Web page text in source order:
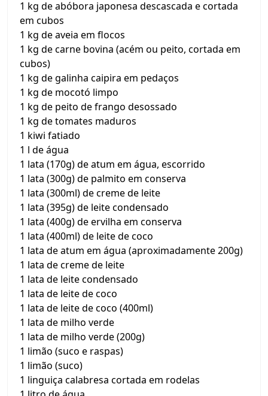
1 kg de abóbora japonesa descascada e cortada
em cubos
1 kg de aveia em flocos
1 kg de carne bovina (acém ou peito, cortada em
cubos)
1 kg de galinha caipira em pedaços
1 kg de mocotó limpo
1 kg de peito de frango desossado
1 kg de tomates maduros
1 kiwi fatiado
1 l de água
1 lata (170g) de atum em água, escorrido
1 lata (300g) de palmito em conserva
1 lata (300ml) de creme de leite
1 lata (395g) de leite condensado
1 lata (400g) de ervilha em conserva
1 lata (400ml) de leite de coco
1 lata de atum em água (aproximadamente 200g)
1 lata de creme de leite
1 lata de leite condensado
1 lata de leite de coco
1 lata de leite de coco (400ml)
1 lata de milho verde
1 lata de milho verde (200g)
1 limão (suco e raspas)
1 limão (suco)
1 linguiça calabresa cortada em rodelas